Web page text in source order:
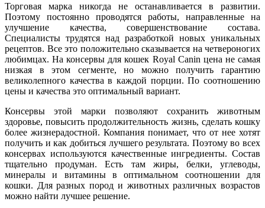
Торговая марка никогда не останавливается в развитии.
Поэтому постоянно проводятся работы, направленные на
улучшение качества, совершенствование состава.
Специалисты трудятся над разработкой новых уникальных
рецептов. Все это положительно сказывается на четвероногих
любимцах. На консервы для кошек Royal Canin цена не самая
низкая в этом сегменте, но можно получить гарантию
великолепного качества в каждой порции. По соотношению
цены и качества это оптимальный вариант.
Консервы этой марки позволяют сохранить животным
здоровье, повысить продолжительность жизнь, сделать кошку
более жизнерадостной. Компания понимает, что от нее хотят
получить и как добиться лучшего результата. Поэтому во всех
консервах используются качественные ингредиенты. Состав
тщательно продуман. Есть там жиры, белки, углеводы,
минералы и витамины в оптимальном соотношении для
кошки. Для разных пород и животных различных возрастов
можно найти лучшее решение.